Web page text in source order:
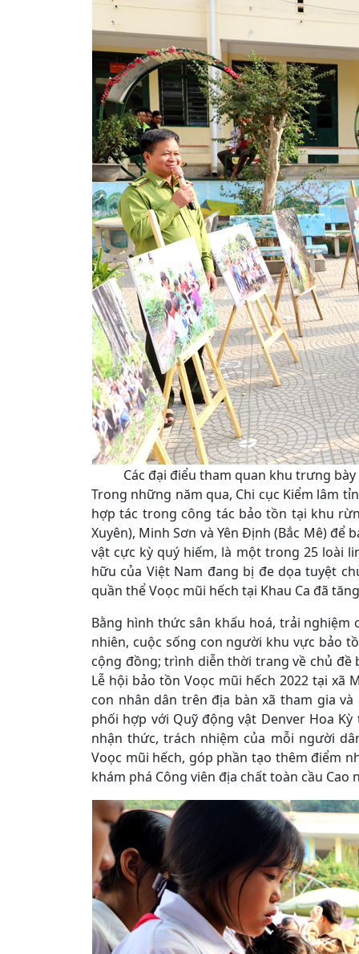
Các đại điểu tham quan khu trưng
Trong những năm qua, Chi cục Kiểm lâm
hợp tác trong công tác bảo tồn tại khu
Xuyên), Minh Sơn và Yên Định (Bắc Mê) để
vật cực kỳ quý hiếm, là một trong 25 loài
hữu của Việt Nam đang bị đe dọa tuyệt
quần thể Voọc mũi hếch tại Khau Ca đã
Bằng hình thức sân khấu hoá, trải
nhiên, cuộc sống con người khu vực bảo
cộng đồng; trình diễn thời trang về chủ
Lễ hội bảo tồn Voọc mũi hếch 2022 tại xã
con nhân dân trên địa bàn xã tham gia
phối hợp với Quỹ động vật Denver Hoa
nhận thức, trách nhiệm của mỗi người
Voọc mũi hếch, góp phần tạo thêm điểm
khám phá Công viên địa chất toàn cầu Cao